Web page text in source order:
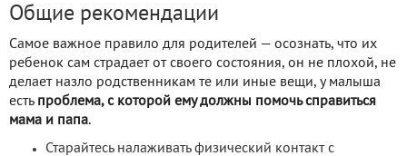
Общие рекомендации
Самое важное правило для родителей — осознать, что их
ребенок сам страдает от своего состояния, он не плохой, не
делает назло родственникам те или иные вещи, у малыша
есть проблема, с которой ему должны помочь справиться
мама и папа.
Старайтесь налаживать физический контакт с